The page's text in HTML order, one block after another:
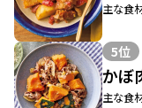
主な食
5位
かぼ
主な食